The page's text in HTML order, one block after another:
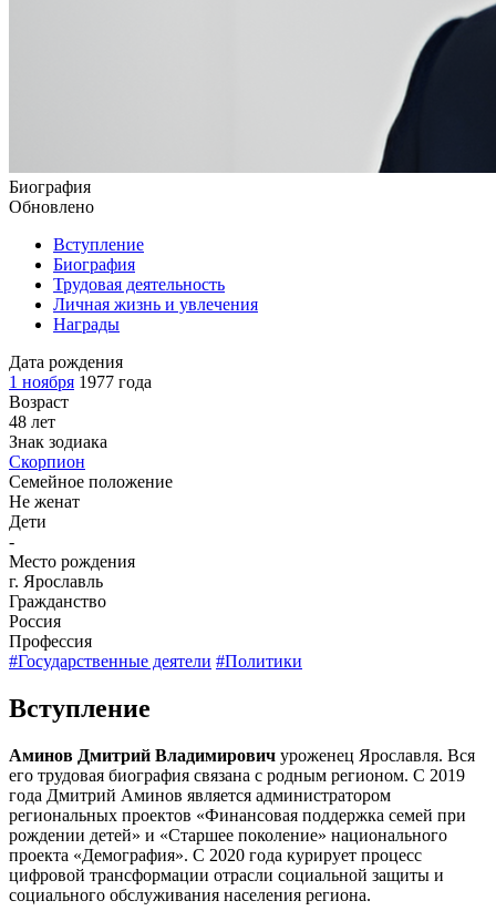
Биография
Обновлено
Вступление
Биография
Трудовая деятельность
Личная жизнь и увлечения
Награды
Дата рождения
1 ноября 1977 года
Возраст
48 лет
Знак зодиака
Скорпион
Семейное положение
Не женат
Дети
-
Место рождения
г. Ярославль
Гражданство
Россия
Профессия
#Государственные деятели #Политики
Вступление
Аминов Дмитрий Владимирович уроженец Ярославля. Вся
его трудовая биография связана с родным регионом. С 2019
года Дмитрий Аминов является администратором
региональных проектов «Финансовая поддержка семей при
рождении детей» и «Старшее поколение» национального
проекта «Демография». С 2020 года курирует процесс
цифровой трансформации отрасли социальной защиты и
социального обслуживания населения региона.